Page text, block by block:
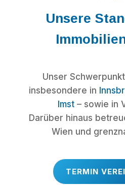
Unsere
Unser
insbesondere in
Imst – sowie in
Darüber hinaus
Wien und
TERMIN